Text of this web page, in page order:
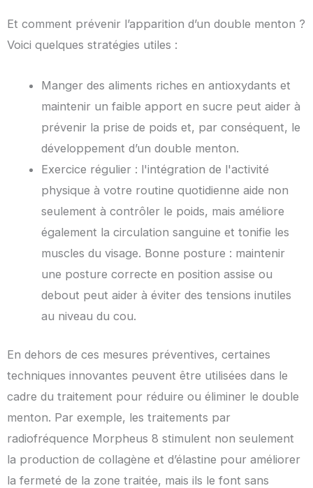
Et comment prévenir l’apparition d’un double menton ?
Voici quelques stratégies utiles :
Manger des aliments riches en antioxydants et
maintenir un faible apport en sucre peut aider à
prévenir la prise de poids et, par conséquent, le
développement d’un double menton.
Exercice régulier : l'intégration de l'activité
physique à votre routine quotidienne aide non
seulement à contrôler le poids, mais améliore
également la circulation sanguine et tonifie les
muscles du visage. Bonne posture : maintenir
une posture correcte en position assise ou
debout peut aider à éviter des tensions inutiles
au niveau du cou.
En dehors de ces mesures préventives, certaines
techniques innovantes peuvent être utilisées dans le
cadre du traitement pour réduire ou éliminer le double
menton. Par exemple, les traitements par
radiofréquence Morpheus 8 stimulent non seulement
la production de collagène et d’élastine pour améliorer
la fermeté de la zone traitée, mais ils le font sans